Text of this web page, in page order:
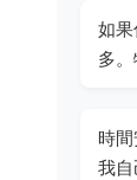
如
多
時
我自